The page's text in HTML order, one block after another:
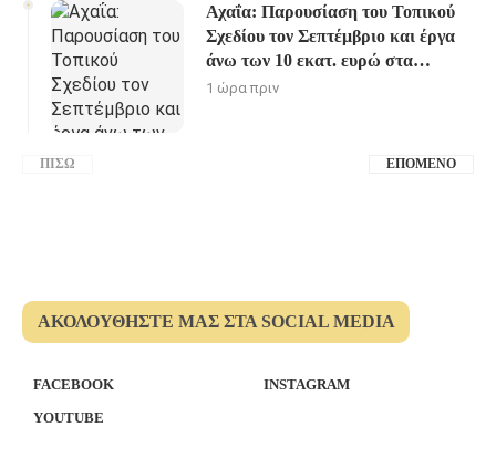
Αχαΐα: Παρουσίαση του Τοπικού
Σχεδίου τον Σεπτέμβριο και έργα
άνω των 10 εκατ. ευρώ στα
Καλάβρυτα
1 ώρα πριν
ΠΊΣΩ ΕΠΌΜΕΝΟ
ΑΚΟΛΟΥΘΉΣΤΕ ΜΑΣ ΣΤΑ SOCIAL MEDIA
FACEBOOK
INSTAGRAM
YOUTUBE